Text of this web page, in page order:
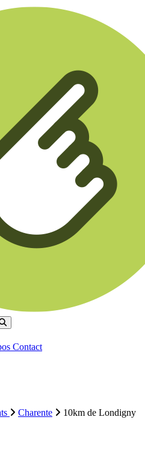
Contact
Charente
10km de Londigny